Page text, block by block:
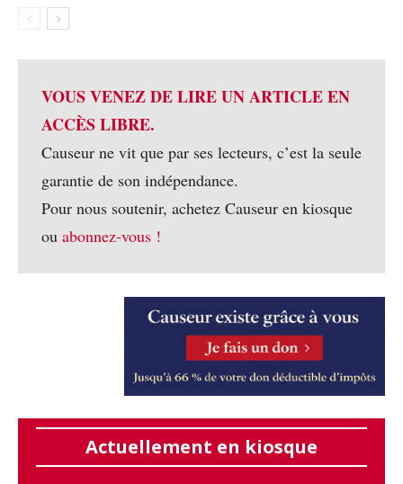
VOUS VENEZ DE LIRE UN ARTICLE EN
ACCÈS LIBRE.
Causeur ne vit que par ses lecteurs, c’est la seule
garantie de son indépendance.
Pour nous soutenir, achetez Causeur en kiosque
ou abonnez-vous !
Actuellement en kiosque